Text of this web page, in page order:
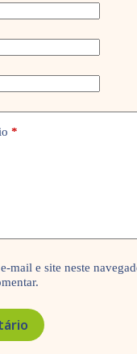
*
mail e site neste